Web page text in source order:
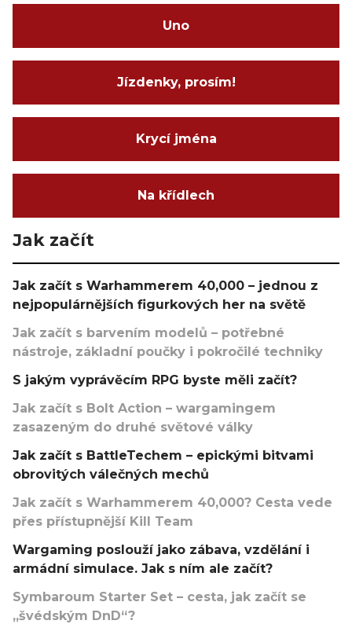
Uno
Jízdenky, prosím!
Krycí jména
Na křídlech
Jak začít
Jak začít s Warhammerem 40,000 – jednou z
nejpopulárnějších figurkových her na světě
Jak začít s barvením modelů – potřebné
nástroje, základní poučky i pokročilé techniky
S jakým vyprávěcím RPG byste měli začít?
Jak začít s Bolt Action – wargamingem
zasazeným do druhé světové války
Jak začít s BattleTechem – epickými bitvami
obrovitých válečných mechů
Jak začít s Warhammerem 40,000? Cesta vede
přes přístupnější Kill Team
Wargaming poslouží jako zábava, vzdělání i
armádní simulace. Jak s ním ale začít?
Symbaroum Starter Set – cesta, jak začít se
„švédským DnD“?